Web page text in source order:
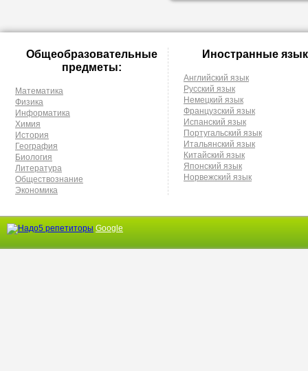
Общеобразовательные
предметы:
Математика
Физика
Информатика
Химия
История
География
Биология
Литература
Обществознание
Экономика
Иностранные
Английский язык
Русский язык
Немецкий язык
Французский язык
Испанский язык
Португальский язык
Итальянский язык
Китайский язык
Японский язык
Норвежский язык
Google